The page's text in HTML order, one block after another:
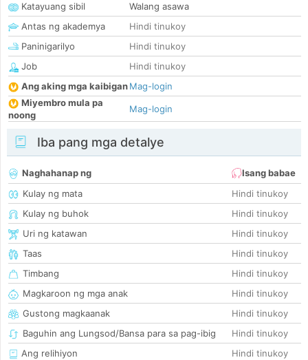
Katayuang sibil
Walang asawa
Antas ng akademya
Hindi tinukoy
Paninigarilyo
Hindi tinukoy
Job
Hindi tinukoy
Ang aking mga kaibiganMag-login
Miyembro mula pa
noong
Mag-login
Iba pang mga detalye
Naghahanap ng
Isang babae
Kulay ng mata
Hindi tinukoy
Kulay ng buhok
Hindi tinukoy
Uri ng katawan
Hindi tinukoy
Taas
Hindi tinukoy
Timbang
Hindi tinukoy
Magkaroon ng mga anak
Hindi tinukoy
Gustong magkaanak
Hindi tinukoy
Baguhin ang Lungsod/Bansa para sa pag-ibig
Hindi tinukoy
Ang relihiyon
Hindi tinukoy